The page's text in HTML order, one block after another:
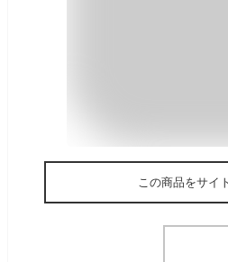
この商品をサイ